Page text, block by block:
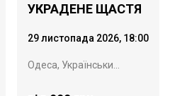
УКРАДЕНЕ ЩАСТЯ
29 листопада 2026, 18:00